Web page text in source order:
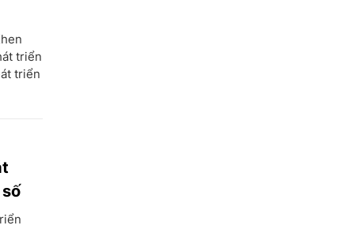
triển
triển